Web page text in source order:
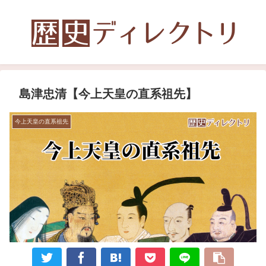
島津忠清【今上天皇の直系祖先】
今上天皇の直系祖先